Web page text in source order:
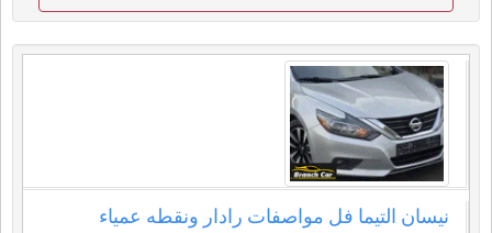
نيسان التيما فل مواصفات رادار ونقطه عمياء